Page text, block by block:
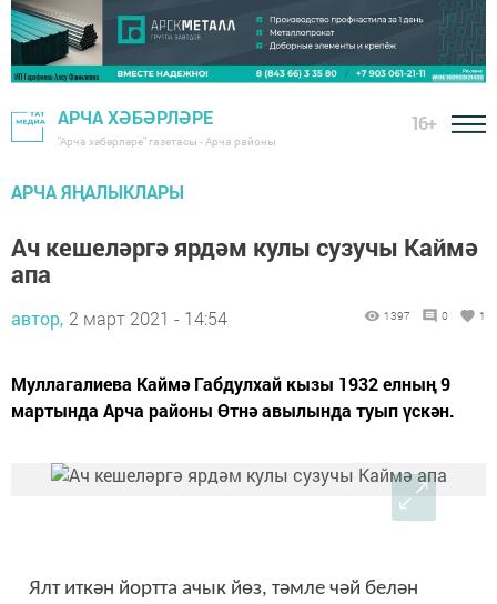
АРЧА ХӘБӘРЛӘРЕ
"Арча хәбәрләре" газетасы - Арча районы
16+
АРЧА ЯҢАЛЫКЛАРЫ
Ач кешеләргә ярдәм кулы сузучы Каймә
апа
автор, 2 март 2021 - 14:54 1397 0 1
Муллагалиева Каймә Габдулхай кызы 1932 елның 9
мартында Арча районы Өтнә авылында туып үскән.
Ялт иткән йортта ачык йөз, тәмле чәй белән